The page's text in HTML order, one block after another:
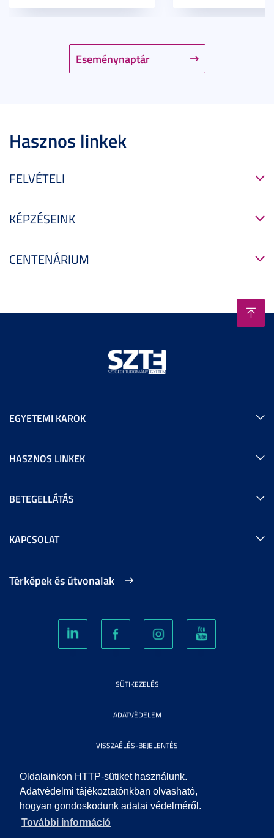
Oldalainkon HTTP-sütiket használunk.
Adatvédelmi tájékoztatónkban olvasható,
hogyan gondoskodunk adatai védelméről.
További információ
Eseménynaptár
Hasznos linkek
FELVÉTELI
KÉPZÉSEINK
CENTENÁRIUM
EGYETEMI KAROK
HASZNOS LINKEK
BETEGELLÁTÁS
KAPCSOLAT
Térképek és útvonalak
SÜTIKEZELÉS
ADATVÉDELEM
VISSZAÉLÉS-BEJELENTÉS
KÖZÉRDEKŰ ADATOK
IMPRESSZUM